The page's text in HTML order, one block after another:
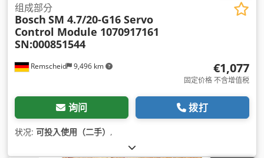
Remscheid 9,496 km
组成部分
Bosch SM 4.7/20-G16 Servo
Control Module 1070917161
SN:000851544
€1,077
固定价格 不含增值税
询问 拨打
状况: 可投入使用（二手） ,